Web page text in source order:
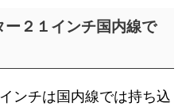
ー２１インチ国内線で
ンチは国内線では持ち込